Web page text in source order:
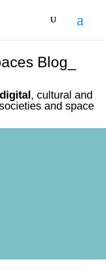
Blog_
digital, cultural and
and space